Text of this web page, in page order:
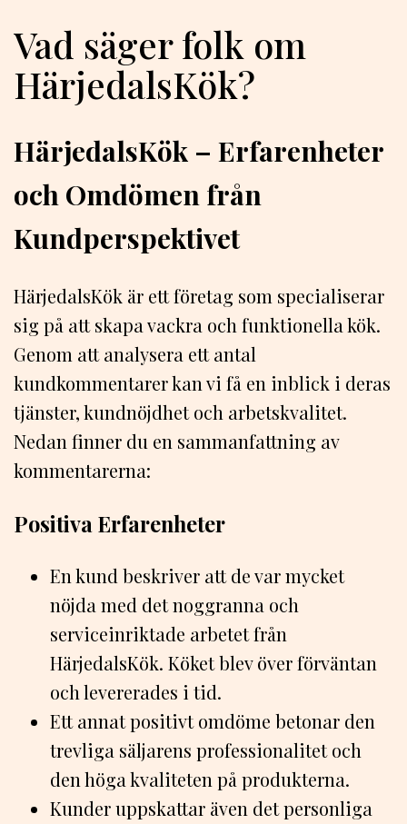
Vad säger folk om
HärjedalsKök?
HärjedalsKök – Erfarenheter
och Omdömen från
Kundperspektivet
HärjedalsKök är ett företag som specialiserar
sig på att skapa vackra och funktionella kök.
Genom att analysera ett antal
kundkommentarer kan vi få en inblick i deras
tjänster, kundnöjdhet och arbetskvalitet.
Nedan finner du en sammanfattning av
kommentarerna:
Positiva Erfarenheter
En kund beskriver att de var mycket
nöjda med det noggranna och
serviceinriktade arbetet från
HärjedalsKök. Köket blev över förväntan
och levererades i tid.
Ett annat positivt omdöme betonar den
trevliga säljarens professionalitet och
den höga kvaliteten på produkterna.
Kunder uppskattar även det personliga